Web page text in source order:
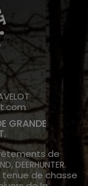
GRANDE
de
, DEERHUNTER.
de chasse